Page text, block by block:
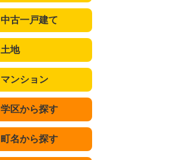
中古一戸建て
土地
マンション
学区から探す
町名から探す